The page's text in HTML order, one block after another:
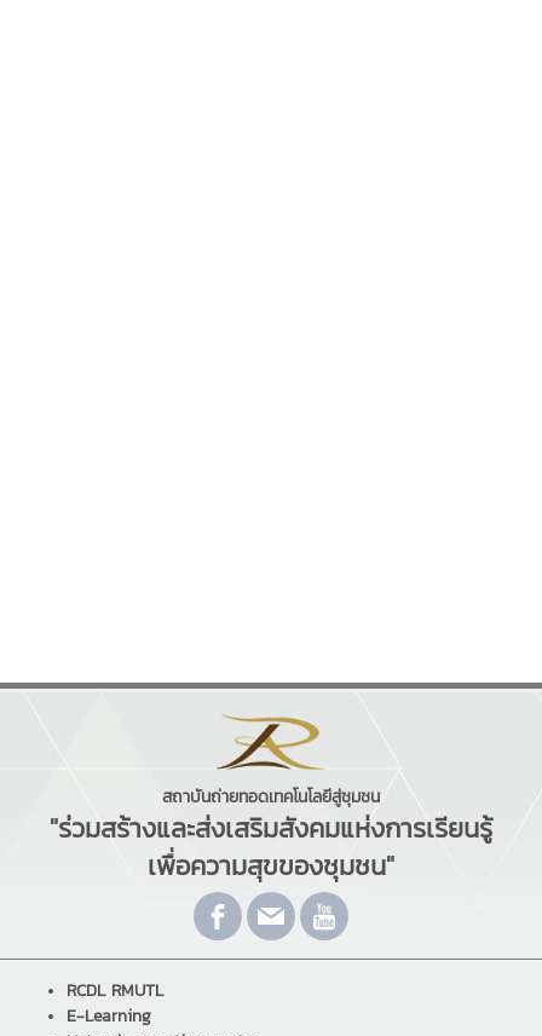
สถาบันถ่ายทอดเทคโนโลยีสู่ชุมชน
"ร่วมสร้างและส่งเสริมสังคมแห่งการเรียนรู้
เพื่อความสุขของชุมชน"
RCDL RMUTL
E-Learning